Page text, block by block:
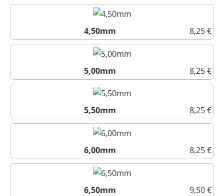
4,00mm
4,50mm
8,25 €
4,50mm
5,00mm
8,25 €
5,00mm
5,50mm
8,25 €
5,50mm
6,00mm
8,25 €
6,00mm
6,50mm
9,50 €